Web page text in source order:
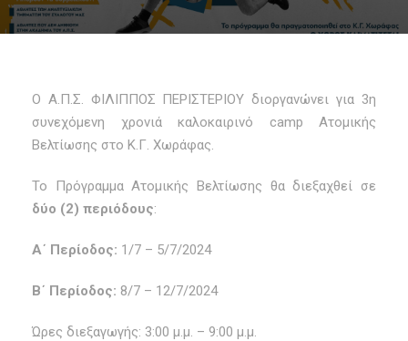
O Α.Π.Σ. ΦΙΛΙΠΠΟΣ ΠΕΡΙΣΤΕΡΙΟΥ διοργανώνει για 3η
συνεχόμενη χρονιά καλοκαιρινό camp Ατομικής
Βελτίωσης στο Κ.Γ. Χωράφας.
Το Πρόγραμμα Ατομικής Βελτίωσης θα διεξαχθεί σε
δύο (2) περιόδους:
Α΄ Περίοδος: 1/7 – 5/7/2024
Β΄ Περίοδος: 8/7 – 12/7/2024
Ώρες διεξαγωγής: 3:00 μ.μ. – 9:00 μ.μ.